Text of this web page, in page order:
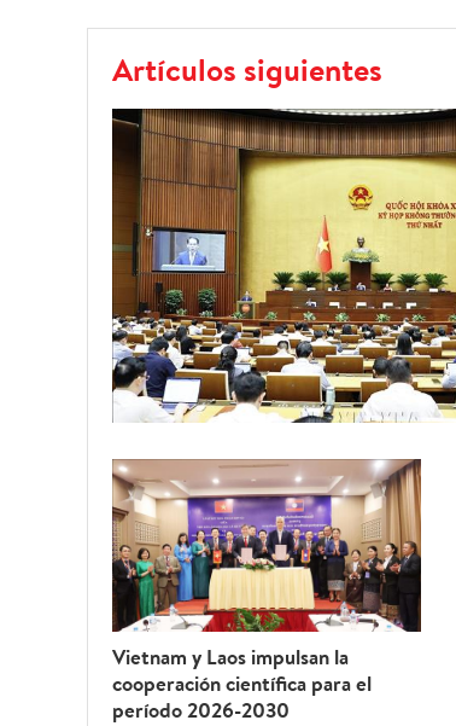
Artículos siguientes
Vietnam y Laos impulsan la
cooperación científica para el
período 2026-2030